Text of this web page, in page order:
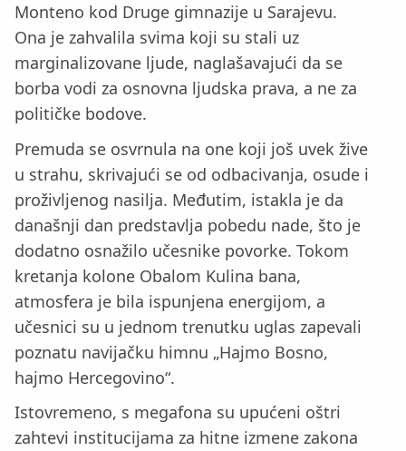
Monteno kod Druge gimnazije u Sarajevu.
Ona je zahvalila svima koji su stali uz
marginalizovane ljude, naglašavajući da se
borba vodi za osnovna ljudska prava, a ne za
političke bodove.
Premuda se osvrnula na one koji još uvek žive
u strahu, skrivajući se od odbacivanja, osude i
proživljenog nasilja. Međutim, istakla je da
današnji dan predstavlja pobedu nade, što je
dodatno osnažilo učesnike povorke. Tokom
kretanja kolone Obalom Kulina bana,
atmosfera je bila ispunjena energijom, a
učesnici su u jednom trenutku uglas zapevali
poznatu navijačku himnu „Hajmo Bosno,
hajmo Hercegovino“.
Istovremeno, s megafona su upućeni oštri
zahtevi institucijama za hitne izmene zakona